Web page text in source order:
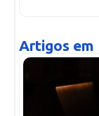
Artigos em